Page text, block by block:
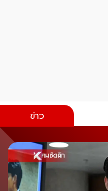
ข่าว